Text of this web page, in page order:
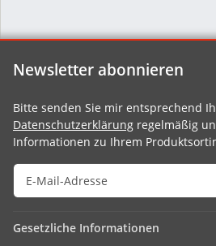
Newsletter abonnieren
Bitte senden Sie mir entsprechend
Datenschutzerklärung regelmäßig
Informationen zu Ihrem
Gesetzliche Informationen